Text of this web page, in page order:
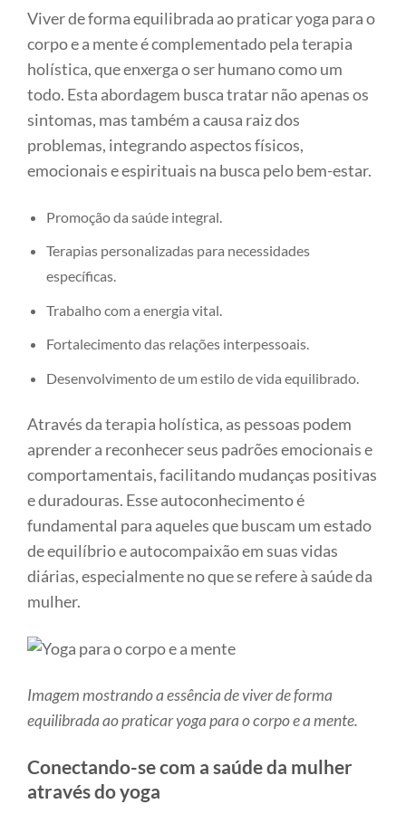
Viver de forma equilibrada ao praticar yoga para o
corpo e a mente é complementado pela terapia
holística, que enxerga o ser humano como um
todo. Esta abordagem busca tratar não apenas os
sintomas, mas também a causa raiz dos
problemas, integrando aspectos físicos,
emocionais e espirituais na busca pelo bem-estar.
Promoção da saúde integral.
Terapias personalizadas para necessidades
específicas.
Trabalho com a energia vital.
Fortalecimento das relações interpessoais.
Desenvolvimento de um estilo de vida equilibrado.
Através da terapia holística, as pessoas podem
aprender a reconhecer seus padrões emocionais e
comportamentais, facilitando mudanças positivas
e duradouras. Esse autoconhecimento é
fundamental para aqueles que buscam um estado
de equilíbrio e autocompaixão em suas vidas
diárias, especialmente no que se refere à saúde da
mulher.
Imagem mostrando a essência de viver de forma
equilibrada ao praticar yoga para o corpo e a mente.
Conectando-se com a saúde da mulher
através do yoga